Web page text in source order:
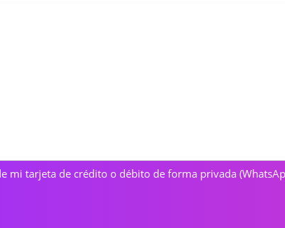
tarjeta de crédito o débito de forma privada